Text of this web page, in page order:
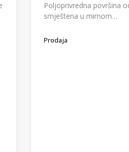
Poljoprivredna površina
smještena u mirnom…
Prodaja